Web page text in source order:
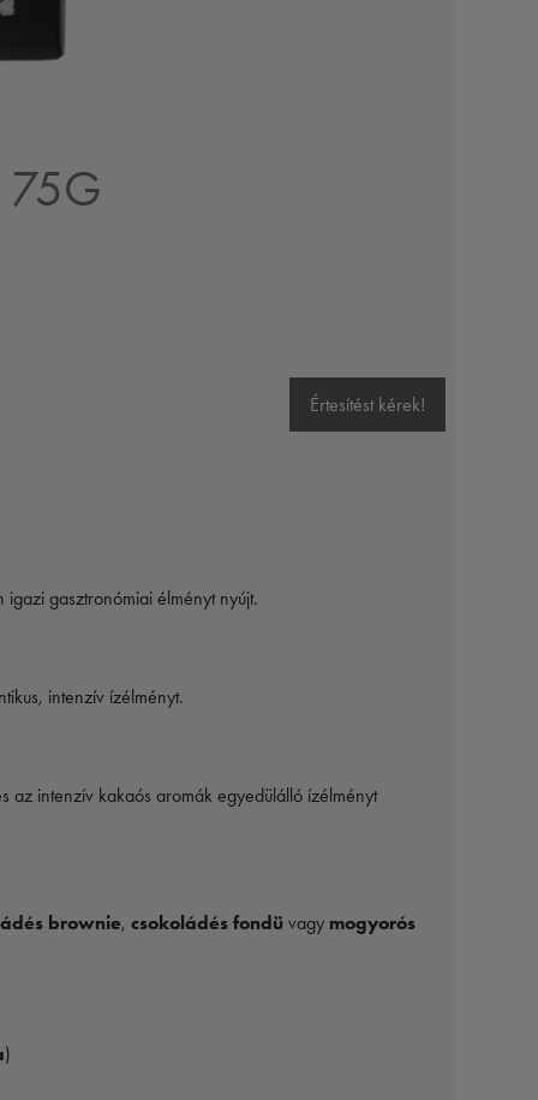
75G
Értesítést kérek!
gasztronómiai élményt nyújt.
intenzív ízélményt.
az intenzív kakaós aromák egyedülálló ízélményt
brownie, csokoládés fondü vagy mogyorós
)